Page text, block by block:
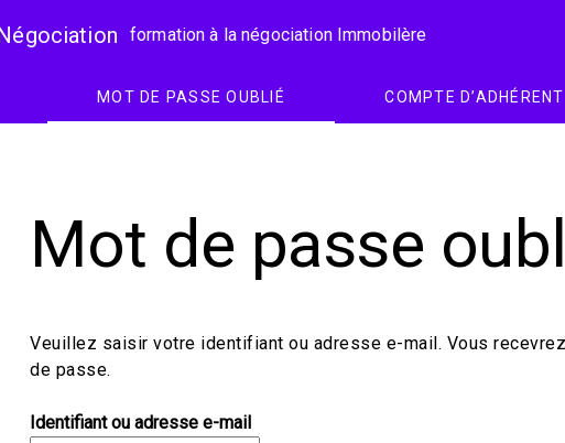
formation à la négociation Immobilère
MOT DE PASSE OUBLIÉ COMPTE D’ADHÉRENT
Mot de passe
Veuillez saisir votre identifiant ou adresse e-mail. Vous
de passe.
Identifiant ou adresse e-mail